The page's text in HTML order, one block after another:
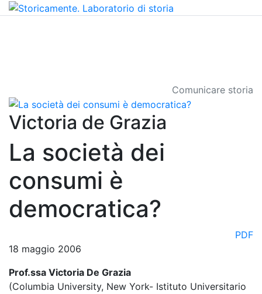
Comunicare storia
Victoria de Grazia
La società dei
consumi è
democratica?
PDF
18 maggio 2006
Prof.ssa Victoria De Grazia
(Columbia University, New York- Istituto Universitario